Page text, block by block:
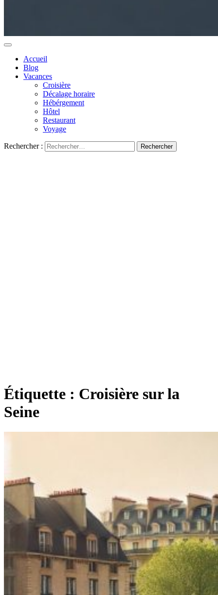
Accueil
Blog
Vacances
Croisière
Décalage horaire
Hébérgement
Hôtel
Restaurant
Voyage
Rechercher :
Étiquette : Croisière sur la
Seine